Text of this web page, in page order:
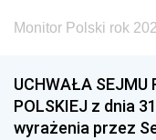
1996
1993
Monitor Polski rok
UCHWAŁA SEJMU
POLSKIEJ z dnia
wyrażenia przez